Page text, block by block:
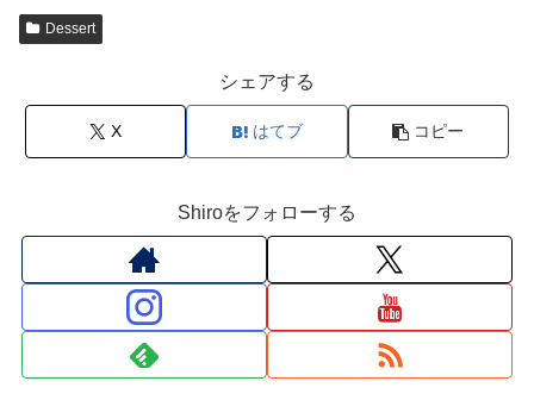
Dessert
シェアする
X はてブ コピー
Shiroをフォローする